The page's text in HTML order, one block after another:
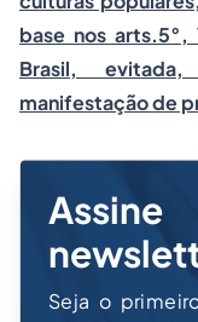
base nos arts.5°,
Brasil,
manifestação de
Seja o